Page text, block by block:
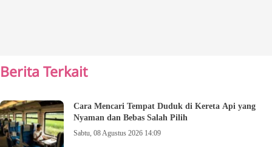
Berita Terkait
Cara Mencari Tempat Duduk di Kereta Api yang
Nyaman dan Bebas Salah Pilih
Sabtu, 08 Agustus 2026 14:09